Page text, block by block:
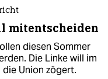
mitentscheiden
diesen Sommer
Die Linke will im
Union zögert.